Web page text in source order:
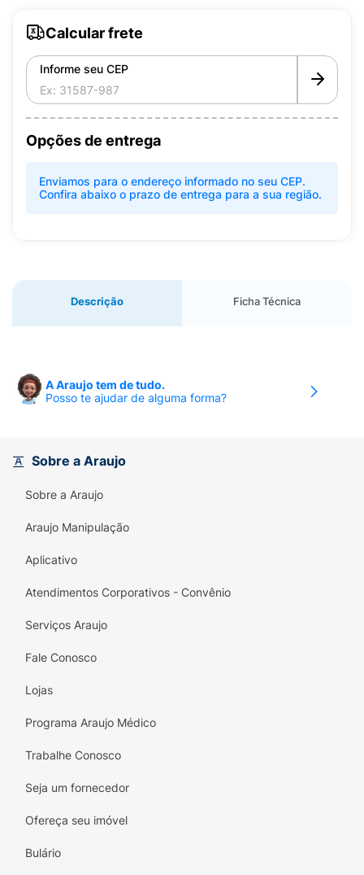
Calcular frete
Informe seu CEP
Opções de entrega
Enviamos para o endereço informado no seu CEP.
Confira abaixo o prazo de entrega para a sua região.
Descrição Ficha Técnica
A Araujo tem de tudo.
Posso te ajudar de alguma forma?
Sobre a Araujo
Sobre a Araujo
Araujo Manipulação
Aplicativo
Atendimentos Corporativos - Convênio
Serviços Araujo
Fale Conosco
Lojas
Programa Araujo Médico
Trabalhe Conosco
Seja um fornecedor
Ofereça seu imóvel
Bulário